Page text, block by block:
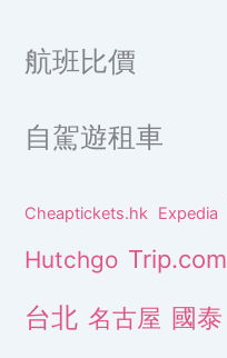
航班比價
自駕遊租車
Cheaptickets.hk Expedia
Hutchgo Trip.com
台北 名古屋 國泰